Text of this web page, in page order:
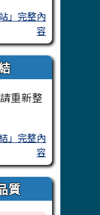
」完整內
容
重新整
」完整內
容
質